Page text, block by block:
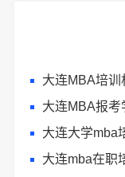
大连MBA培训机构
大连MBA报考
大连大学mba培
大连mba在职培训